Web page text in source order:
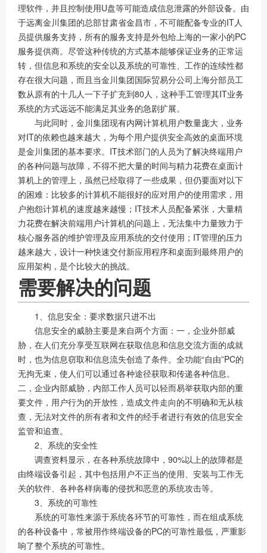
理软件，并且控制使用U盘等可能造成信息泄露的外部设备。由
于远离金川集团的总部甘肃省金昌市，不可能配备专业的IT人
员提供服务支持，所有的服务支持是外包给上海的一家小的PC
服务提供商。尽管这种传统的方式基本能够保证业务的正常运
转，但信息和系统的安全以及系统的可靠性、工作的连续性都
存在很大问题，而且当金川集团国际贸易分公司上海分部员工
数从原有的十几人一下子扩充到80人，这种手工管理其IT业务
系统的方式远远不能满足其业务的急剧扩展。
与此同时，金川集团现有内网计算机用户数量庞大，业务
对IT的依赖也越来越大，为每个用户提供安全高效的桌面环境
是金川集团的基本要求。IT技术部门的人员为了解决终端用户
的各种问题与故障，不得不把大量的时间与精力花费在桌面计
算机上的管理上，虽然已经取得了一些成果，但仍要面对以下
的困难：比较多的计算机不能很好的应对用户的使用需求，用
户抱怨计算机的速度越来越慢；IT技术人员配备紧张，大量精
力花费在解决前端用户计算机的问题上，无法集中力量致力于
核心服务器的维护管理及应用系统的交付使用；IT管理的压力
越来越大，设计一种快速交付新应用程序和桌面到最终用户的
应用架构，是个比较大的挑战。
需要解决的问题
1、信息安全：要求数据只进不出
信息安全的威胁主要是来自两个方面：一，企业外部威
胁，在人们充分享受互联网在获取信息和信息交流方面的成就
时，也为信息窃取和信息流失创造了条件。全功能“自由”PC的
无拘无束，使人们可以通过各种途径获取和传递各种信息。
二，企业内部威胁，内部工作人员可以轻而易举获取内部的重
要文件，用户行为的开放性，造成文件走向的不明确和无从核
查，无法对文件的所有者和文件的经手者进行有效的信息安全
监管和追查。
2、系统的安全性
调查资料显示，在各种系统故障中，90%以上的故障都是
由终端设备引起，其中包括用户不正当的使用、安装与工作无
关的软件、各种各样病毒的侵扰和恶意的系统攻击等。
3、系统的可靠性
系统的可靠性来源于系统各环节的可靠性，而在组成系统
的各种设备中，常被用作终端设备的PC的可靠性最低，严重影
响了整个系统的可靠性。